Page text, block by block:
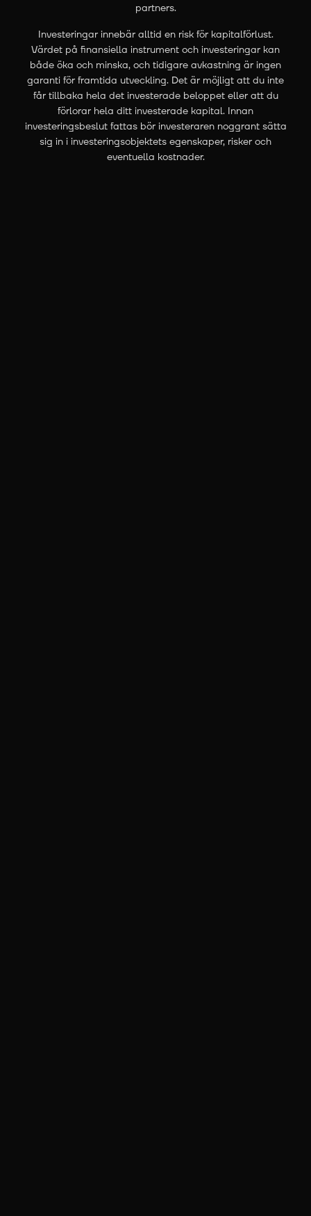
partners.
Investeringar innebär alltid en risk för kapitalförlust.
Värdet på finansiella instrument och investeringar kan
både öka och minska, och tidigare avkastning är ingen
garanti för framtida utveckling. Det är möjligt att du inte
får tillbaka hela det investerade beloppet eller att du
förlorar hela ditt investerade kapital. Innan
investeringsbeslut fattas bör investeraren noggrant sätta
sig in i investeringsobjektets egenskaper, risker och
eventuella kostnader.